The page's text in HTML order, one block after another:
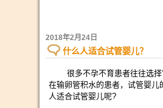
2018年2月24日
什么人适合试管婴儿？
很多不孕不育患者往往选择“
在输卵管积水的患者，试管婴
人适合试管婴儿呢?